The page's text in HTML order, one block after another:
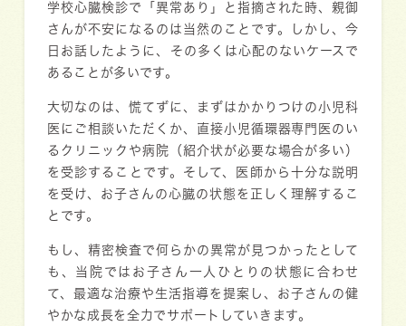
学校心臓検診で「異常あり」と指摘された時、親御
さんが不安になるのは当然のことです。しかし、今
日お話したように、その多くは心配のないケースで
あることが多いです。
大切なのは、慌てずに、まずはかかりつけの小児科
医にご相談いただくか、直接小児循環器専門医のい
るクリニックや病院（紹介状が必要な場合が多い）
を受診することです。そして、医師から十分な説明
を受け、お子さんの心臓の状態を正しく理解するこ
とです。
もし、精密検査で何らかの異常が見つかったとして
も、当院ではお子さん一人ひとりの状態に合わせ
て、最適な治療や生活指導を提案し、お子さんの健
やかな成長を全力でサポートしていきます。